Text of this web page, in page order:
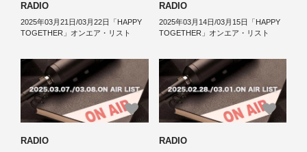
RADIO
2025年03月21日/03月22日「HAPPY
TOGETHER」オンエア・リスト
RADIO
2025年03月14日/03月15日「HAPPY
TOGETHER」オンエア・リスト
RADIO RADIO